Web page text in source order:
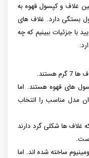
غلاف و کپسول قهوه به
بستگی دارد. غلاف های
با جزئیات ببینیم که چه
های قهوه هستند. اما
مدل مناسب را انتخاب
غلاف ها شکلی گرد دارند
ساخته شده اند. اما